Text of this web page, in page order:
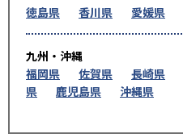
徳島県
香川県 愛媛県
九州・沖縄
福岡県
佐賀県 長崎県
県
鹿児島県 沖縄県